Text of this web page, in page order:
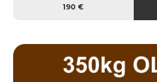
190 €